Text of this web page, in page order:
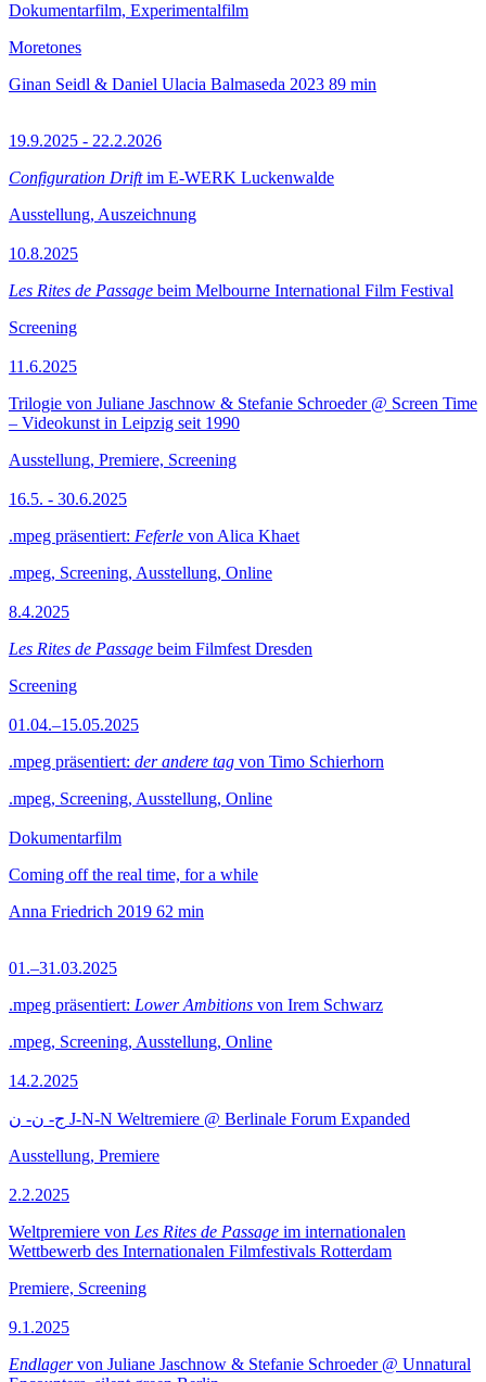
Dokumentarfilm, Experimentalfilm
Moretones
Ginan Seidl & Daniel Ulacia Balmaseda 2023 89 min
19.9.2025 - 22.2.2026
Configuration Driftim E-WERK Luckenwalde
Ausstellung, Auszeichnung
10.8.2025
Les Rites de Passage beim Melbourne International Film Festival
Screening
11.6.2025
Trilogie von Juliane Jaschnow & Stefanie Schroeder @ Screen Time
– Videokunst in Leipzig seit 1990
Ausstellung, Premiere, Screening
16.5. - 30.6.2025
.mpeg präsentiert: Feferle von Alica Khaet
.mpeg, Screening, Ausstellung, Online
8.4.2025
Les Rites de Passage beim Filmfest Dresden
Screening
01.04.–15.05.2025
.mpeg präsentiert: der andere tag von Timo Schierhorn
.mpeg, Screening, Ausstellung, Online
Dokumentarfilm
Coming off the real time, for a while
Anna Friedrich 2019 62 min
01.–31.03.2025
.mpeg präsentiert: Lower Ambitions von Irem Schwarz
.mpeg, Screening, Ausstellung, Online
14.2.2025
ج- ن- ن J-N-N Weltremiere @ Berlinale Forum Expanded
Ausstellung, Premiere
2.2.2025
Weltpremiere von Les Rites de Passage im internationalen
Wettbewerb des Internationalen Filmfestivals Rotterdam
Premiere, Screening
9.1.2025
Endlagervon Juliane Jaschnow & Stefanie Schroeder @ Unnatural